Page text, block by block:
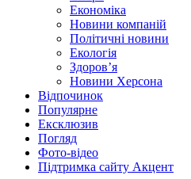
Економіка
Новини компаній
Політичні новини
Екологія
Здоров’я
Новини Херсона
Відпочинок
Популярне
Ексклюзив
Погляд
Фото-відео
Підтримка сайту Акцент